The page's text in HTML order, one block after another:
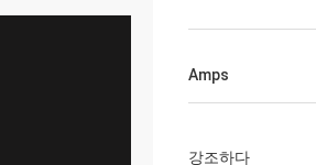
Amps
강조하다